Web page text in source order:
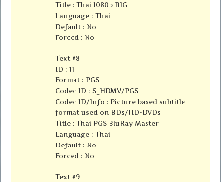
Title : Thai 1080p BIG
Language : Thai
Default : No
Forced : No
Text #8
ID : 11
Format : PGS
Codec ID : S_HDMV/PGS
Codec ID/Info : Picture based subtitle
format used on BDs/HD-DVDs
Title : Thai PGS BluRay Master
Language : Thai
Default : No
Forced : No
Text #9